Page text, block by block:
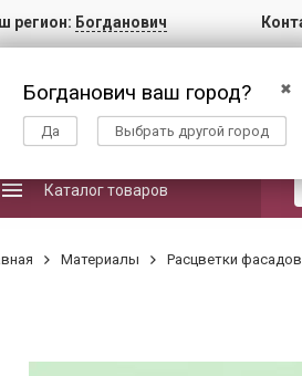
регион: Богданович
✖
Богданович ваш город?
Да Выбрать другой город
Каталог товаров
Материалы Расцветки фасадов